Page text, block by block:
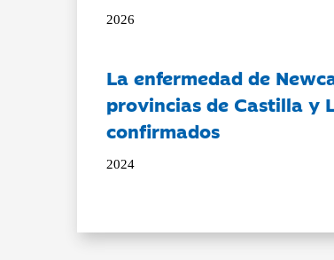
2026
La enfermedad de
provincias de Castilla y
confirmados
2024